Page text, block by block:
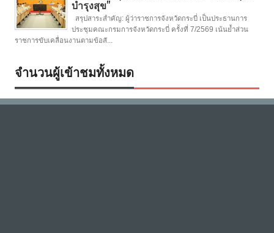
บำรุงสุข"
สรุปสาระสำคัญ: ผู้ว่าราชการจังหวัดกระบี่ เป็นประธานการ
ประชุมคณะกรมการจังหวัดกระบี่ ครั้งที่ 7/2569 เน้นย้ำส่วน
ราชการขับเคลื่อนงานตามข้อสั...
จำนวนผู้เข้าชมทั้งหมด